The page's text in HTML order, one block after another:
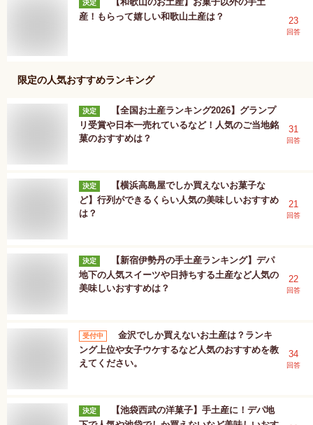
決定
産！もらって嬉しい和歌山土産は？
23
回答
限定の人気おすすめランキング
決定
【全国お土産ランキング2026】グランプ
リ受賞や日本一売れているなど！人気のご当地銘
菓のおすすめは？
31
回答
決定
【横浜高島屋でしか買えないお菓子な
ど】行列ができるくらい人気の美味しいおすすめ
は？
21
回答
決定
【新宿伊勢丹の手土産ランキング】デパ
地下の人気スイーツや日持ちする土産など人気の
美味しいおすすめは？
22
回答
受付中
金沢でしか買えないお土産は？ランキ
ング上位や女子ウケするなど人気のおすすめを教
えてください。
34
回答
決定
【池袋西武の洋菓子】手土産に！デパ地